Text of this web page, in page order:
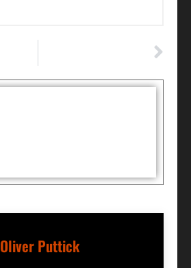
Oliver Puttick